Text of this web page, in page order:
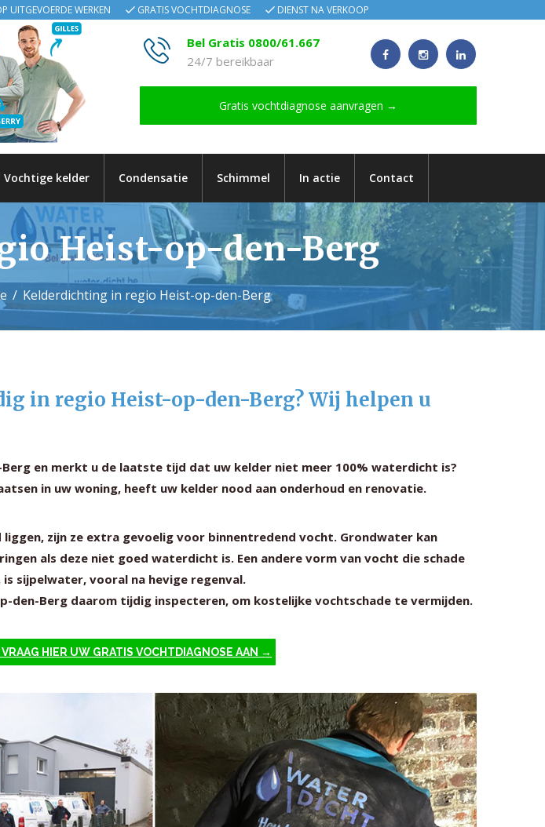
UITGEVOERDE WERKEN GRATIS VOCHTDIAGNOSE DIENST NA VERKOOP
Bel Gratis 0800/61.667
24/7 bereikbaar
Gratis vochtdiagnose aanvragen →
Vochtige kelder Condensatie Schimmel In actie Contact
Heist-op-den-Berg
Kelderdichting in regio Heist-op-den-Berg
in regio Heist-op-den-Berg? Wij helpen u
en merkt u de laatste tijd dat uw kelder niet meer 100% waterdicht is?
in uw woning, heeft uw kelder nood aan onderhoud en renovatie.
zijn ze extra gevoelig voor binnentredend vocht. Grondwater kan
als deze niet goed waterdicht is. Een andere vorm van vocht die schade
sijpelwater, vooral na hevige regenval.
den-Berg daarom tijdig inspecteren, om kostelijke vochtschade te vermijden.
HIER UW GRATIS VOCHTDIAGNOSE AAN →